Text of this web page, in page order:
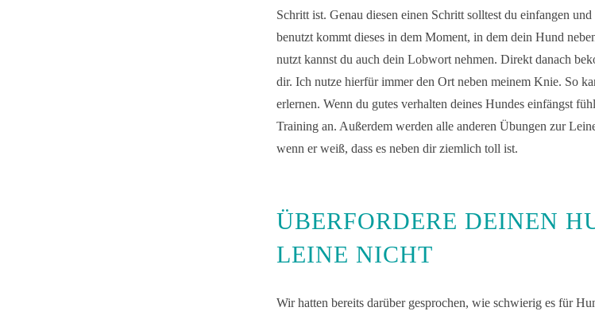
Schritt ist. Genau diesen einen Schritt solltest du einfangen
benutzt kommt dieses in dem Moment, in dem dein Hund
nutzt kannst du auch dein Lobwort nehmen. Direkt danach
dir. Ich nutze hierfür immer den Ort neben meinem Knie. So
erlernen. Wenn du gutes verhalten deines Hundes einfängst
Training an. Außerdem werden alle anderen Übungen zur
wenn er weiß, dass es neben dir ziemlich toll ist.
ÜBERFORDERE DEINEN
LEINE NICHT
Wir hatten bereits darüber gesprochen, wie schwierig es für